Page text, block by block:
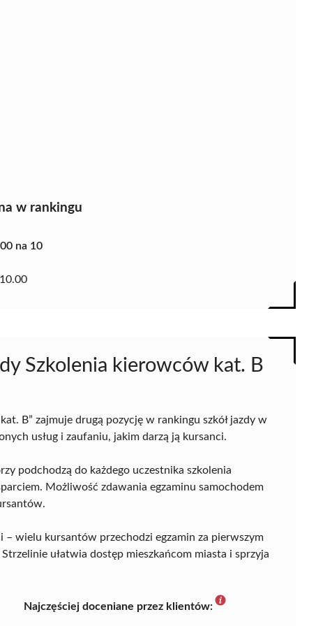
w rankingu
na 10
10.00
Szkolenia kierowców kat. B
B” zajmuje drugą pozycję w rankingu szkół jazdy w
usług i zaufaniu, jakim darzą ją kursanci.
podchodzą do każdego uczestnika szkolenia
Możliwość zdawania egzaminu samochodem
– wielu kursantów przechodzi egzamin za pierwszym
ułatwia dostęp mieszkańcom miasta i sprzyja
Najczęściej doceniane przez klientów: